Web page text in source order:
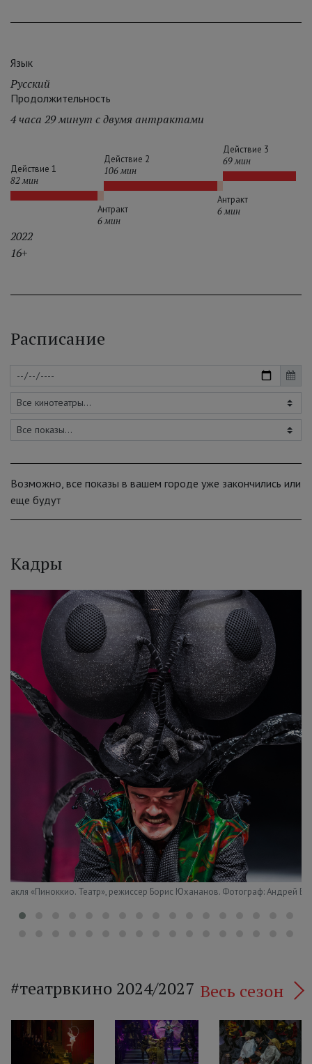
Язык
Русский
Продолжительность
4 часа 29 минут с двумя антрактами
Действие 1
82 мин
Антракт
6 мин
Действие 2
106 мин
Антракт
6 мин
Действие 3
69 мин
2022
16+
Расписание
Возможно, все показы в вашем городе уже закончились или
еще будут
Кадры
«Пиноккио. Театр», режиссер Борис Юхананов. Фотограф: Андрей
#театрвкино 2024/2027 Весь сезон